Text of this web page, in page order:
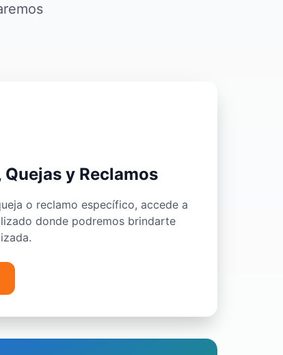
y Reclamos
o reclamo específico, accede a
donde podremos brindarte